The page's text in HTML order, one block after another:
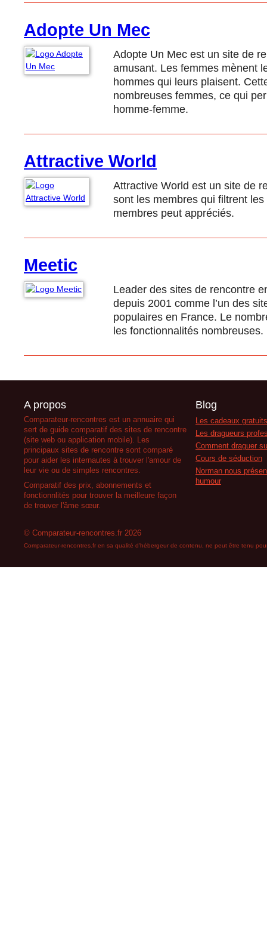
Adopte Un Mec
Adopte Un Mec est un site de
amusant. Les femmes mènent
hommes qui leurs plaisent.
nombreuses femmes, ce qui
homme-femme.
Attractive World
Attractive World est un site de
sont les membres qui filtrent
membres peut appréciés.
Meetic
Leader des sites de rencontre
depuis 2001 comme l’un des
populaires en France. Le
les fonctionnalités nombreuses.
A propos
Comparateur-rencontres est un annuaire qui
sert de guide comparatif des sites de rencontre
(site web ou application mobile). Les
principaux sites de rencontre sont comparé
pour aider les internautes à trouver l'amour de
leur vie ou de simples rencontres.
Comparatif des prix, abonnements et
fonctionnlités pour trouver la meilleure façon
de trouver l'âme sœur.
Blog
Les cadeaux
Les dragueurs
Comment draguer
Cours de séduction
Norman nous
humour
© Comparateur-rencontres.fr 2026
Comparateur-rencontres.fr en sa qualité d'hébergeur de contenu, ne peut être tenu